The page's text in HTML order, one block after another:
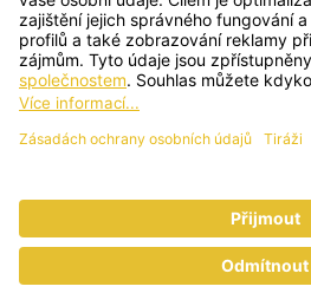
SONNENTOR
Příhon 943, 696 15
+420 518 362 687